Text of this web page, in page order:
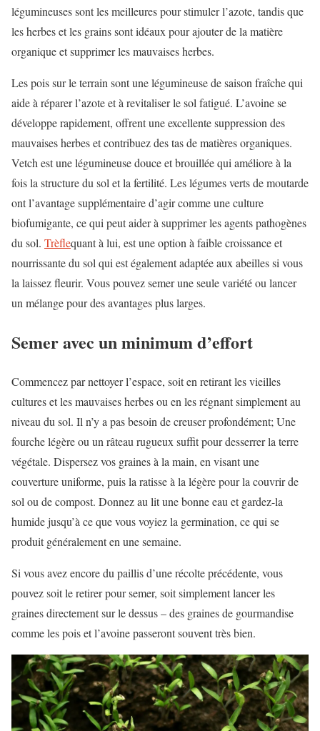
légumineuses sont les meilleures pour stimuler l’azote, tandis que
les herbes et les grains sont idéaux pour ajouter de la matière
organique et supprimer les mauvaises herbes.
Les pois sur le terrain sont une légumineuse de saison fraîche qui
aide à réparer l’azote et à revitaliser le sol fatigué. L’avoine se
développe rapidement, offrent une excellente suppression des
mauvaises herbes et contribuez des tas de matières organiques.
Vetch est une légumineuse douce et brouillée qui améliore à la
fois la structure du sol et la fertilité. Les légumes verts de moutarde
ont l’avantage supplémentaire d’agir comme une culture
biofumigante, ce qui peut aider à supprimer les agents pathogènes
du sol. Trèflequant à lui, est une option à faible croissance et
nourrissante du sol qui est également adaptée aux abeilles si vous
la laissez fleurir. Vous pouvez semer une seule variété ou lancer
un mélange pour des avantages plus larges.
Semer avec un minimum d’effort
Commencez par nettoyer l’espace, soit en retirant les vieilles
cultures et les mauvaises herbes ou en les régnant simplement au
niveau du sol. Il n’y a pas besoin de creuser profondément; Une
fourche légère ou un râteau rugueux suffit pour desserrer la terre
végétale. Dispersez vos graines à la main, en visant une
couverture uniforme, puis la ratisse à la légère pour la couvrir de
sol ou de compost. Donnez au lit une bonne eau et gardez-la
humide jusqu’à ce que vous voyiez la germination, ce qui se
produit généralement en une semaine.
Si vous avez encore du paillis d’une récolte précédente, vous
pouvez soit le retirer pour semer, soit simplement lancer les
graines directement sur le dessus – des graines de gourmandise
comme les pois et l’avoine passeront souvent très bien.